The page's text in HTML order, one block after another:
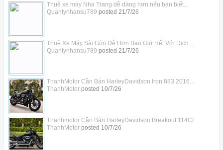
Thuê xe máy Nha Trang dễ dàng hơn nếu bạn biết...
Quanlynhansu789 posted 21/7/26
Thuê Xe Máy Sài Gòn Dễ Hơn Bao Giờ Hết Với Dịch...
Quanlynhansu789 posted 21/7/26
ThanhMotor Cần Bán HarleyDavidson Iron 883 2016...
ThanhMotorposted 10/7/26
Thanhmotor Cần Bán HarleyDavidson Breakout 114CI
ThanhMotorposted 10/7/26